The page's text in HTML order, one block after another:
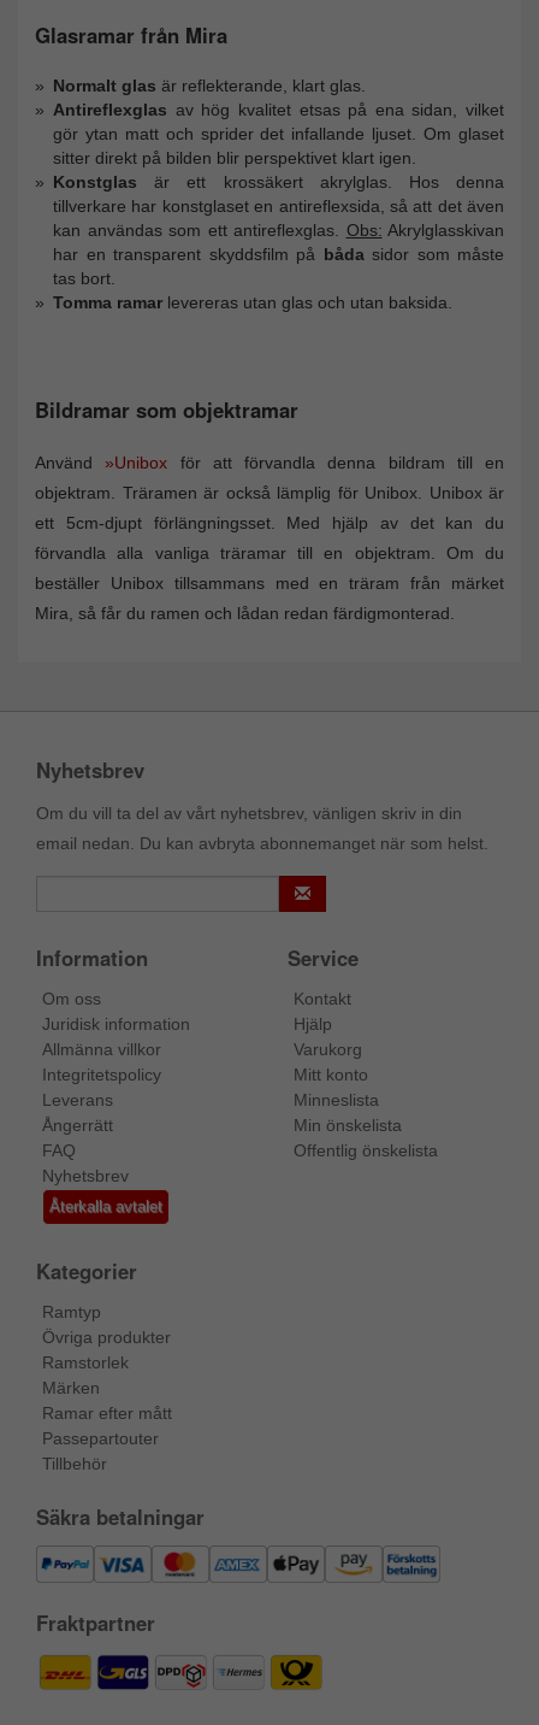
Glasramar från Mira
Normalt glas är reflekterande, klart glas.
Antireflexglas av hög kvalitet etsas på ena sidan, vilket
gör ytan matt och sprider det infallande ljuset. Om glaset
sitter direkt på bilden blir perspektivet klart igen.
Konstglas är ett krossäkert akrylglas. Hos denna
tillverkare har konstglaset en antireflexsida, så att det även
kan användas som ett antireflexglas. Obs: Akrylglasskivan
har en transparent skyddsfilm på båda sidor som måste
tas bort.
Tomma ramar levereras utan glas och utan baksida.
Bildramar som objektramar
Använd »Unibox för att förvandla denna bildram till en
objektram. Träramen är också lämplig för Unibox. Unibox är
ett 5cm-djupt förlängningsset. Med hjälp av det kan du
förvandla alla vanliga träramar till en objektram. Om du
beställer Unibox tillsammans med en träram från märket
Mira, så får du ramen och lådan redan färdigmonterad.
Nyhetsbrev
Om du vill ta del av vårt nyhetsbrev, vänligen skriv in din
email nedan. Du kan avbryta abonnemanget när som helst.
Information
Om oss
Juridisk information
Allmänna villkor
Integritetspolicy
Leverans
Ångerrätt
FAQ
Nyhetsbrev
Återkalla avtalet
Service
Kontakt
Hjälp
Varukorg
Mitt konto
Minneslista
Min önskelista
Offentlig önskelista
Kategorier
Ramtyp
Övriga produkter
Ramstorlek
Märken
Ramar efter mått
Passepartouter
Tillbehör
Säkra betalningar
Fraktpartner